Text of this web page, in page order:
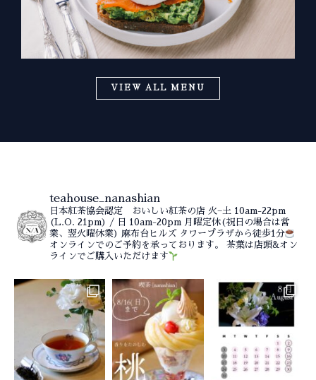
VIEW ALL MENU
teahouse_nanashian
日本紅茶協会認定 おいしい紅茶の店 火−土 10am-22pm
(L.O. 21pm) / 日 10am-20pm 月曜定休(祝日の場合は営
業、翌火曜休業)
麻布台ヒルズ タワープラザから徒歩1分
オンラインでのご予約を承っております。
茶葉は店頭&オン
ラインでご購入いただけます